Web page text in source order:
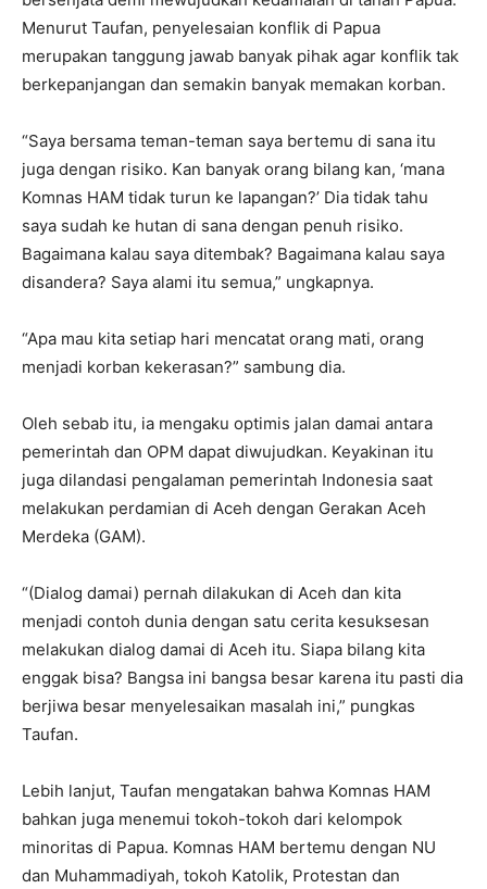
Menurut Taufan, penyelesaian konflik di Papua
merupakan tanggung jawab banyak pihak agar konflik tak
berkepanjangan dan semakin banyak memakan korban.
“Saya bersama teman-teman saya bertemu di sana itu
juga dengan risiko. Kan banyak orang bilang kan, ‘mana
Komnas HAM tidak turun ke lapangan?’ Dia tidak tahu
saya sudah ke hutan di sana dengan penuh risiko.
Bagaimana kalau saya ditembak? Bagaimana kalau saya
disandera? Saya alami itu semua,” ungkapnya.
“Apa mau kita setiap hari mencatat orang mati, orang
menjadi korban kekerasan?” sambung dia.
Oleh sebab itu, ia mengaku optimis jalan damai antara
pemerintah dan OPM dapat diwujudkan. Keyakinan itu
juga dilandasi pengalaman pemerintah Indonesia saat
melakukan perdamian di Aceh dengan Gerakan Aceh
Merdeka (GAM).
“(Dialog damai) pernah dilakukan di Aceh dan kita
menjadi contoh dunia dengan satu cerita kesuksesan
melakukan dialog damai di Aceh itu. Siapa bilang kita
enggak bisa? Bangsa ini bangsa besar karena itu pasti dia
berjiwa besar menyelesaikan masalah ini,” pungkas
Taufan.
Lebih lanjut, Taufan mengatakan bahwa Komnas HAM
bahkan juga menemui tokoh-tokoh dari kelompok
minoritas di Papua. Komnas HAM bertemu dengan NU
dan Muhammadiyah, tokoh Katolik, Protestan dan